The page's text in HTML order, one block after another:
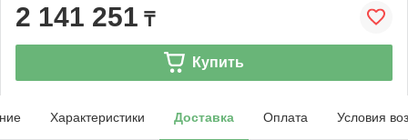
2 141 251 ₸
Купить
Характеристики Доставка Оплата Условия